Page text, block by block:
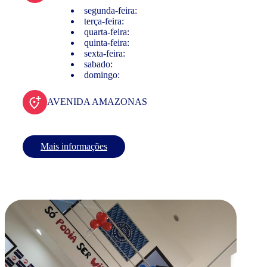
segunda-feira:
terça-feira:
quarta-feira:
quinta-feira:
sexta-feira:
sabado:
domingo:
AVENIDA AMAZONAS
Mais informações